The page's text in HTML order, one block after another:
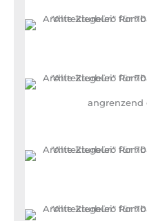
angrenzend